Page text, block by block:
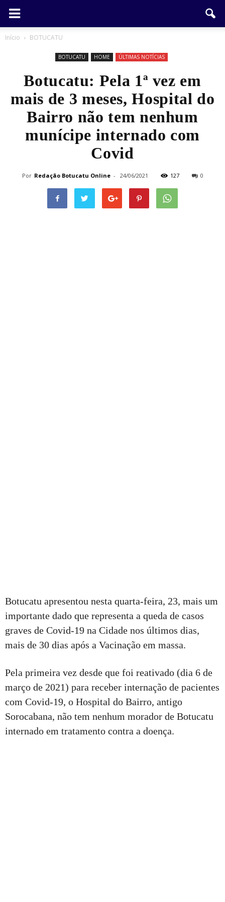
Início BOTUCATU
BOTUCATU HOME ÚLTIMAS NOTÍCIAS
Botucatu: Pela 1ª vez em
mais de 3 meses, Hospital do
Bairro não tem nenhum
munícipe internado com
Covid
Por Redação Botucatu Online - 24/06/2021 127 0
Botucatu apresentou nesta quarta-feira, 23, mais um
importante dado que representa a queda de casos
graves de Covid-19 na Cidade nos últimos dias,
mais de 30 dias após a Vacinação em massa.
Pela primeira vez desde que foi reativado (dia 6 de
março de 2021) para receber internação de pacientes
com Covid-19, o Hospital do Bairro, antigo
Sorocabana, não tem nenhum morador de Botucatu
internado em tratamento contra a doença.